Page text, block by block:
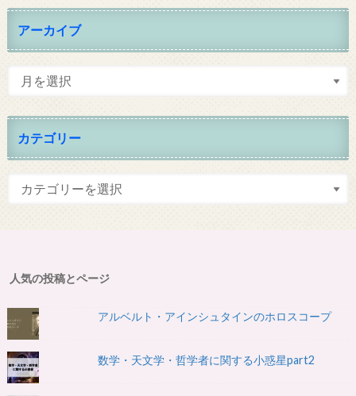
アーカイブ
カテゴリー
人気の投稿とページ
アルベルト・アインシュタインのホロスコープ
数学・天文学・哲学者に関する小惑星part2